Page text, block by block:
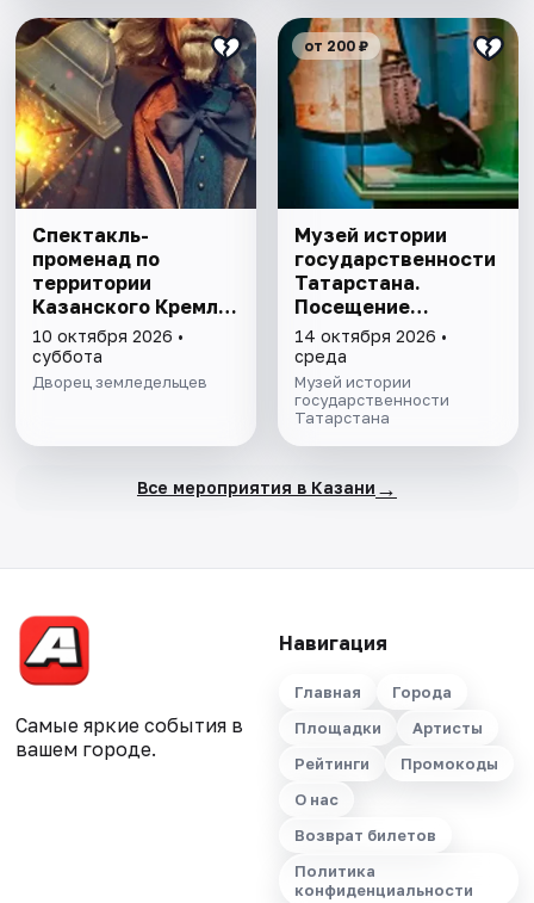
Спектакль-
променад по
территории
Казанского Кремля
с фонарщиком
Фаролеро
10 октября 2026 •
суббота
Дворец земледельцев
от 200 ₽
Музей истории
государственности
Татарстана.
Посещение
выставочного зала
и экспозиции
14 октября 2026 •
среда
Музей истории
государственности
Татарстана
Все мероприятия в Казани →
Самые яркие события в
вашем городе.
Навигация
Главная
Города
Площадки
Артисты
Рейтинги
Промокоды
О нас
Возврат билетов
Политика
конфиденциальности